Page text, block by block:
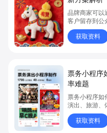
品牌商家可以
客户留存到公
获取资料
票务小程序
率难题
票务小程序如
演出、旅游、
售渠道、实
“票务小程序”
获取资料